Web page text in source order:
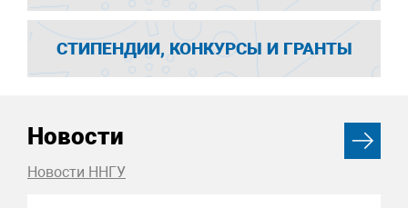
СТИПЕНДИИ, КОНКУРСЫ И ГРАНТЫ
Новости
Новости ННГУ